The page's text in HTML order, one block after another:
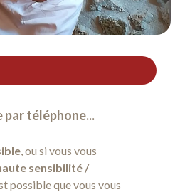
par téléphone...
, ou si vous vous
sensibilité /
possible que vous vous